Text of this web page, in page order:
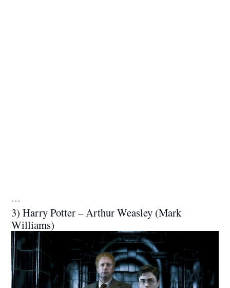
…
3) Harry Potter – Arthur Weasley (Mark
Williams)